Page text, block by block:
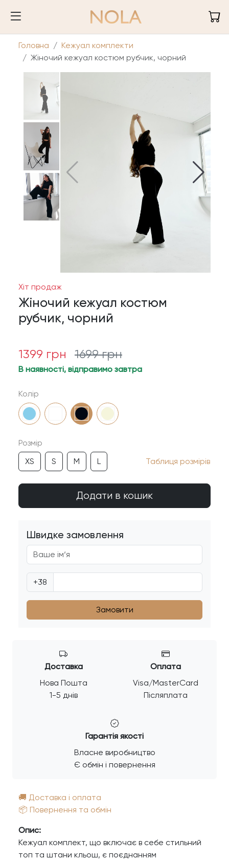
Головна
Кежуал комплекти
Жіночий кежуал костюм рубчик, чорний
Хіт продаж
Жіночий кежуал костюм
рубчик, чорний
1399 грн 1699грн
В наявності, відправимо завтра
Колір
Розмір
XS
S M L Таблиця розмірів
Додати в кошик
Швидке замовлення
+38
Доставка
Нова Пошта
1-5 днів
Оплата
Visa/MasterCard
Післяплата
Гарантія якості
Власне виробництво
Є обмін і повернення
🚚 Доставка і оплата
📦 Повернення та обмін
Опис:
Кежуал комплект, що включає в себе стильний
топ та штани кльош, є поєднанням